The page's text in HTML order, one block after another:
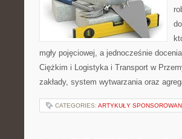
mgły pojęciowej, a jednocześnie
Ciężkim i Logistyka i Transport w
zakłady, system wytwarzania oraz
CATEGORIES: ARTYKUŁY